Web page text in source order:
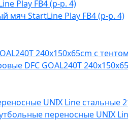
мяч StartLine Play FB4 (р-р. 4)
DFC GOAL240T
переносные UNIX